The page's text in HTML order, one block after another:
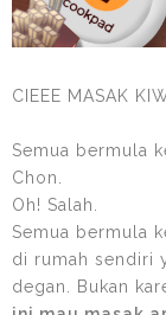
CIEEE MASAK
Semua bermula
Chon.
Oh! Salah.
Semua bermula
di rumah sendiri
degan. Bukan